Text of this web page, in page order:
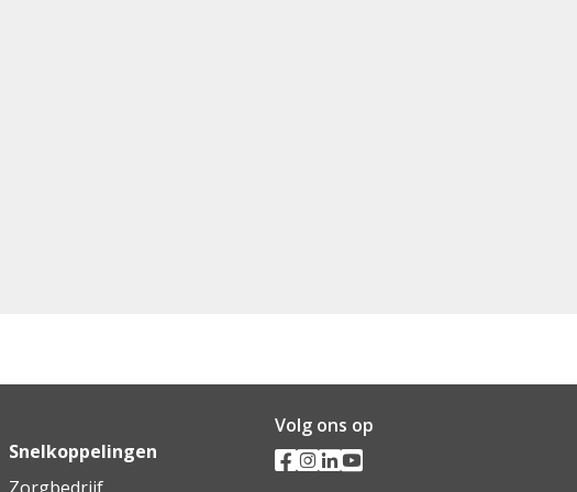
Snelkoppelingen
Volg ons op